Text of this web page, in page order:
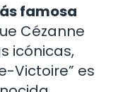
famosa
Cézanne
icónicas,
Victoire” es